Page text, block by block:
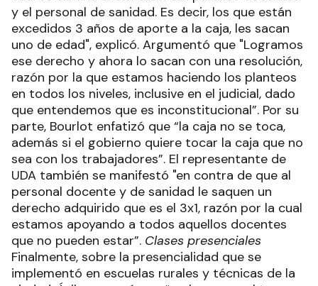
y el personal de sanidad. Es decir, los que están
excedidos 3 años de aporte a la caja, les sacan
uno de edad", explicó. Argumentó que "Logramos
ese derecho y ahora lo sacan con una resolución,
razón por la que estamos haciendo los planteos
en todos los niveles, inclusive en el judicial, dado
que entendemos que es inconstitucional”. Por su
parte, Bourlot enfatizó que “la caja no se toca,
además si el gobierno quiere tocar la caja que no
sea con los trabajadores”. El representante de
UDA también se manifestó "en contra de que al
personal docente y de sanidad le saquen un
derecho adquirido que es el 3x1, razón por la cual
estamos apoyando a todos aquellos docentes
que no pueden estar”. Clases presenciales
Finalmente, sobre la presencialidad que se
implementó en escuelas rurales y técnicas de la